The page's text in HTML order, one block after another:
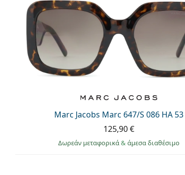
Marc Jacobs Marc 647/S 086 HA 53
125,90 €
Δωρεάν μεταφορικά& άμεσα διαθέσιμο